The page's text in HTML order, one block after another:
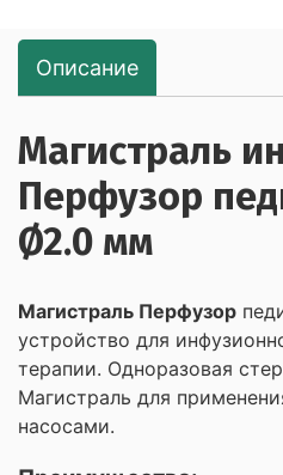
Описание
Магистраль
Перфузор
Ø2.0 мм
Магистраль Перфузор
устройство для
терапии. Одноразовая
Магистраль для
насосами.